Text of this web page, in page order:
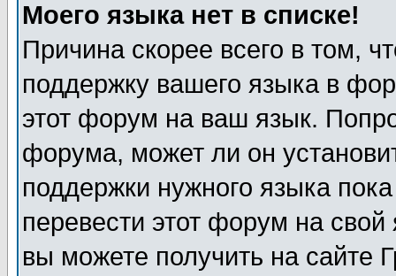
Моего языка нет в списке!
Причина скорее всего в том,
поддержку вашего языка в
этот форум на ваш язык.
форума, может ли он
поддержки нужного языка
перевести этот форум на
вы можете получить на сайте